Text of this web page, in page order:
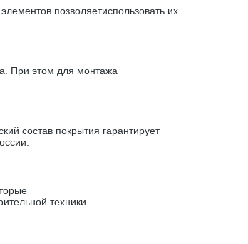
позволяетиспользовать их
При этом для монтажа
состав покрытия гарантирует
техники.